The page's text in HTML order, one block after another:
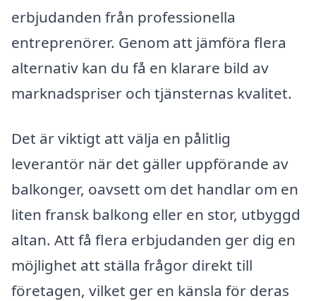
erbjudanden från professionella
entreprenörer. Genom att jämföra flera
alternativ kan du få en klarare bild av
marknadspriser och tjänsternas kvalitet.
Det är viktigt att välja en pålitlig
leverantör när det gäller uppförande av
balkonger, oavsett om det handlar om en
liten fransk balkong eller en stor, utbyggd
altan. Att få flera erbjudanden ger dig en
möjlighet att ställa frågor direkt till
företagen, vilket ger en känsla för deras